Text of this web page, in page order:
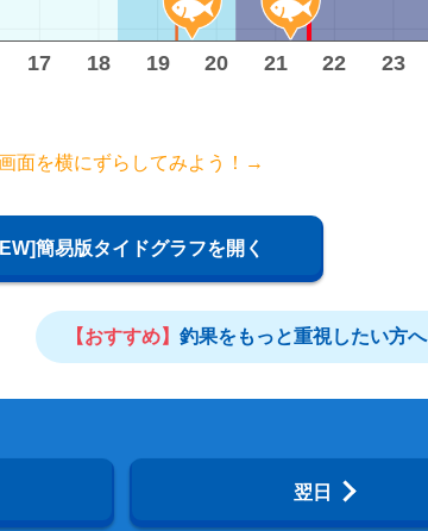
17 18 19 20 21 22 23
面を横にずらしてみよう！→
簡易版タイドグラフを開く
【おすすめ】 釣果をもっと重視したい方へ
翌日